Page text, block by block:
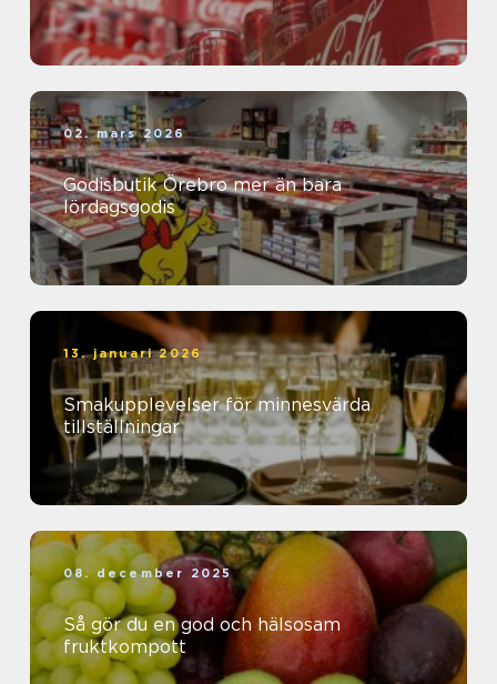
02. mars 2026
Godisbutik Örebro mer än bara
lördagsgodis
13. januari 2026
Smakupplevelser för minnesvärda
tillställningar
08. december 2025
Så gör du en god och hälsosam
fruktkompott